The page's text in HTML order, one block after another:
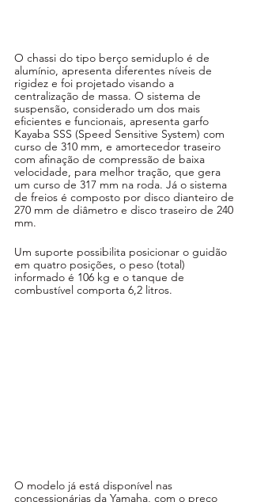
O chassi do tipo berço semiduplo é de
alumínio, apresenta diferentes níveis de
rigidez e foi projetado visando a
centralização de massa. O sistema de
suspensão, considerado um dos mais
eficientes e funcionais, apresenta garfo
Kayaba SSS (Speed Sensitive System) com
curso de 310 mm, e amortecedor traseiro
com afinação de compressão de baixa
velocidade, para melhor tração, que gera
um curso de 317 mm na roda. Já o sistema
de freios é composto por disco dianteiro de
270 mm de diâmetro e disco traseiro de 240
mm.
Um suporte possibilita posicionar o guidão
em quatro posições, o peso (total)
informado é 106 kg e o tanque de
combustível comporta 6,2 litros.
O modelo já está disponível nas
concessionárias da Yamaha, com o preço